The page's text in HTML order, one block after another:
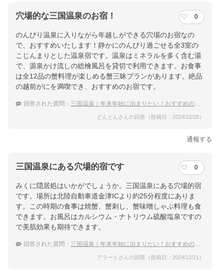
穴場的な三国温泉のお宿！ 0
のんびり温泉に入りながら年越しができる穴場のお宿なの
で、おすすめいたします！静かにのんびり過ごせる全3室の
こじんまりとした温泉宿です。温泉はミネラルを多く含む湯
で、源泉かけ流しの総檜風呂を貸切で利用できます。お食事
は全12品の蟹料理が楽しめる蟹三昧プランがあります。絶品
の越前がにを満喫でき、おすすめのお宿です。
回答された質問： 三国温泉｜年末年始に泊まりたい！おすすめの穴場な宿は？
どんどんさんの回答（投稿日：2024/12/28）
通報する
三国温泉にある穴場的宿です 0
みくに隠居処はいかがでしょうか。三国温泉にある穴場的宿
です。場所は北陸自動車道金津ICより約25分程度にありま
す。この時期の食事は焼蟹、蟹刺し、蟹味噌しゃぶ料理も食
できます。お風呂はカルシウム・ナトリウム硫酸塩泉ですの
で美肌効果も期待できます。
回答された質問： 三国温泉｜年末年始に泊まりたい！おすすめの穴場な宿は？
アラートさんの回答（投稿日：2024/12/21）